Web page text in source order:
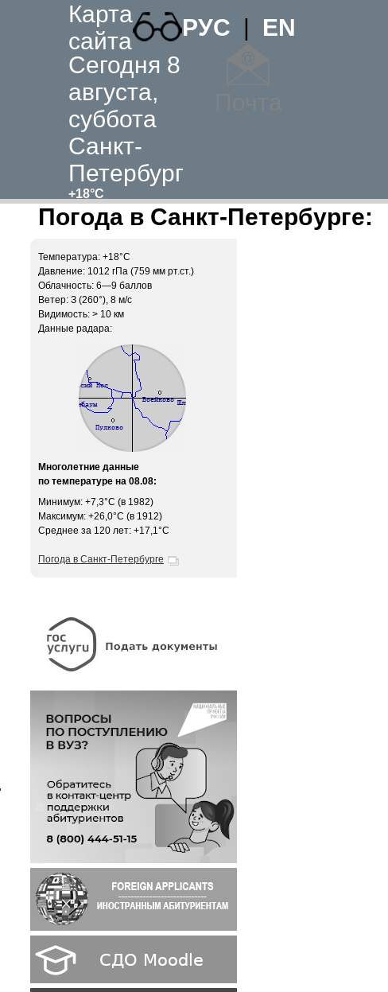
Карта
сайта
РУС | EN
Сегодня 8
августа,
суббота
Санкт-
Петербург
+18°C
Погода в Санкт-Петербурге:
Температура: +18°C
Давление: 1012 гПа (759 мм рт.ст.)
Облачность: 6—9 баллов
Ветер: З (260°), 8 м/c
Видимость: > 10 км
Данные радара:
Многолетние данные
по температуре на 08.08:
Минимум: +7,3°C (в 1982)
Максимум: +26,0°C (в 1912)
Среднее за 120 лет: +17,1°C
Погода в Санкт-Петербурге